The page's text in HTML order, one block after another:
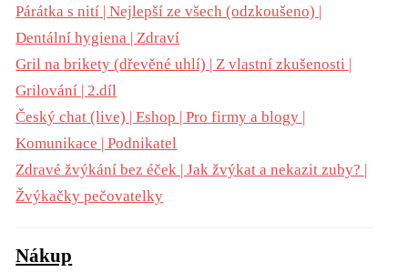
Párátka s nití | Nejlepší ze všech (odzkoušeno) |
Dentální hygiena | Zdraví
Gril na brikety (dřevěné uhlí) | Z vlastní zkušenosti |
Grilování | 2.díl
Český chat (live) | Eshop | Pro firmy a blogy |
Komunikace | Podnikatel
Zdravé žvýkání bez éček | Jak žvýkat a nekazit zuby? |
Žvýkačky pečovatelky
Nákup